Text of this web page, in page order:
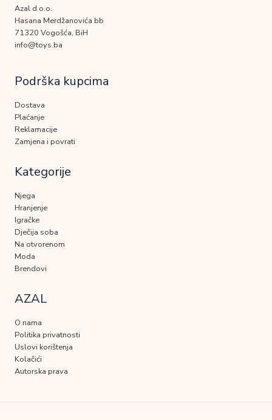
Azal d.o.o.
Hasana Merdžanovića bb
71320 Vogošća, BiH
info@toys.ba
Podrška kupcima
Dostava
Plaćanje
Reklamacije
Zamjena i povrati
Kategorije
Njega
Hranjenje
Igračke
Dječija soba
Na otvorenom
Moda
Brendovi
AZAL
O nama
Politika privatnosti
Uslovi korištenja
Kolačići
Autorska prava